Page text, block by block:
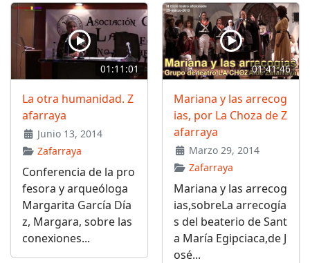
01:11:01
La otra humanidad. Z
afarraya
Junio 13, 2014
Zafarraya
Conferencia de la pro
fesora y arqueóloga
Margarita García Día
z, Margara, sobre las
conexiones...
01:41:46
Mariana y las arrecog
ias, por La Choza de Z
afarraya
Marzo 29, 2014
Zafarraya
Mariana y las arrecog
ias,sobreLa arrecogía
s del beaterio de Sant
a María Egipciaca,de J
osé...